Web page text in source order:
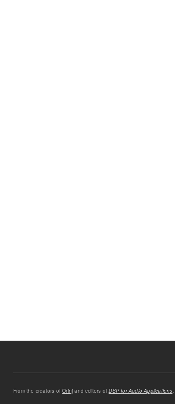
From the creators ofOrinj and editors ofDSP for Audio Applications